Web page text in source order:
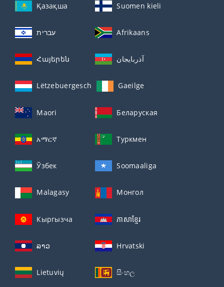
Қазақша Suomen kieli
עברית Afrikaans
Հայերեն آذربايجان
Lëtzebuergesch Gaeilge
Maori Беларуская
አማርኛ Туркмен
Ўзбек Soomaaliga
Malagasy Монгол
Кыргызча ភាសាខ្មែរ
ລາວ Hrvatski
Lietuvių සිංහල